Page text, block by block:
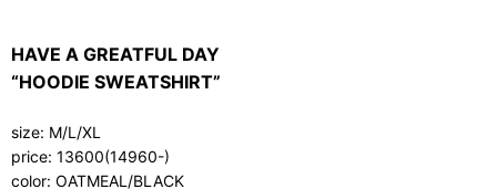
HAVE A GREATFUL DAY
“HOODIE SWEATSHIRT”
size: M/L/XL
price: 13600(14960-)
color: OATMEAL/BLACK